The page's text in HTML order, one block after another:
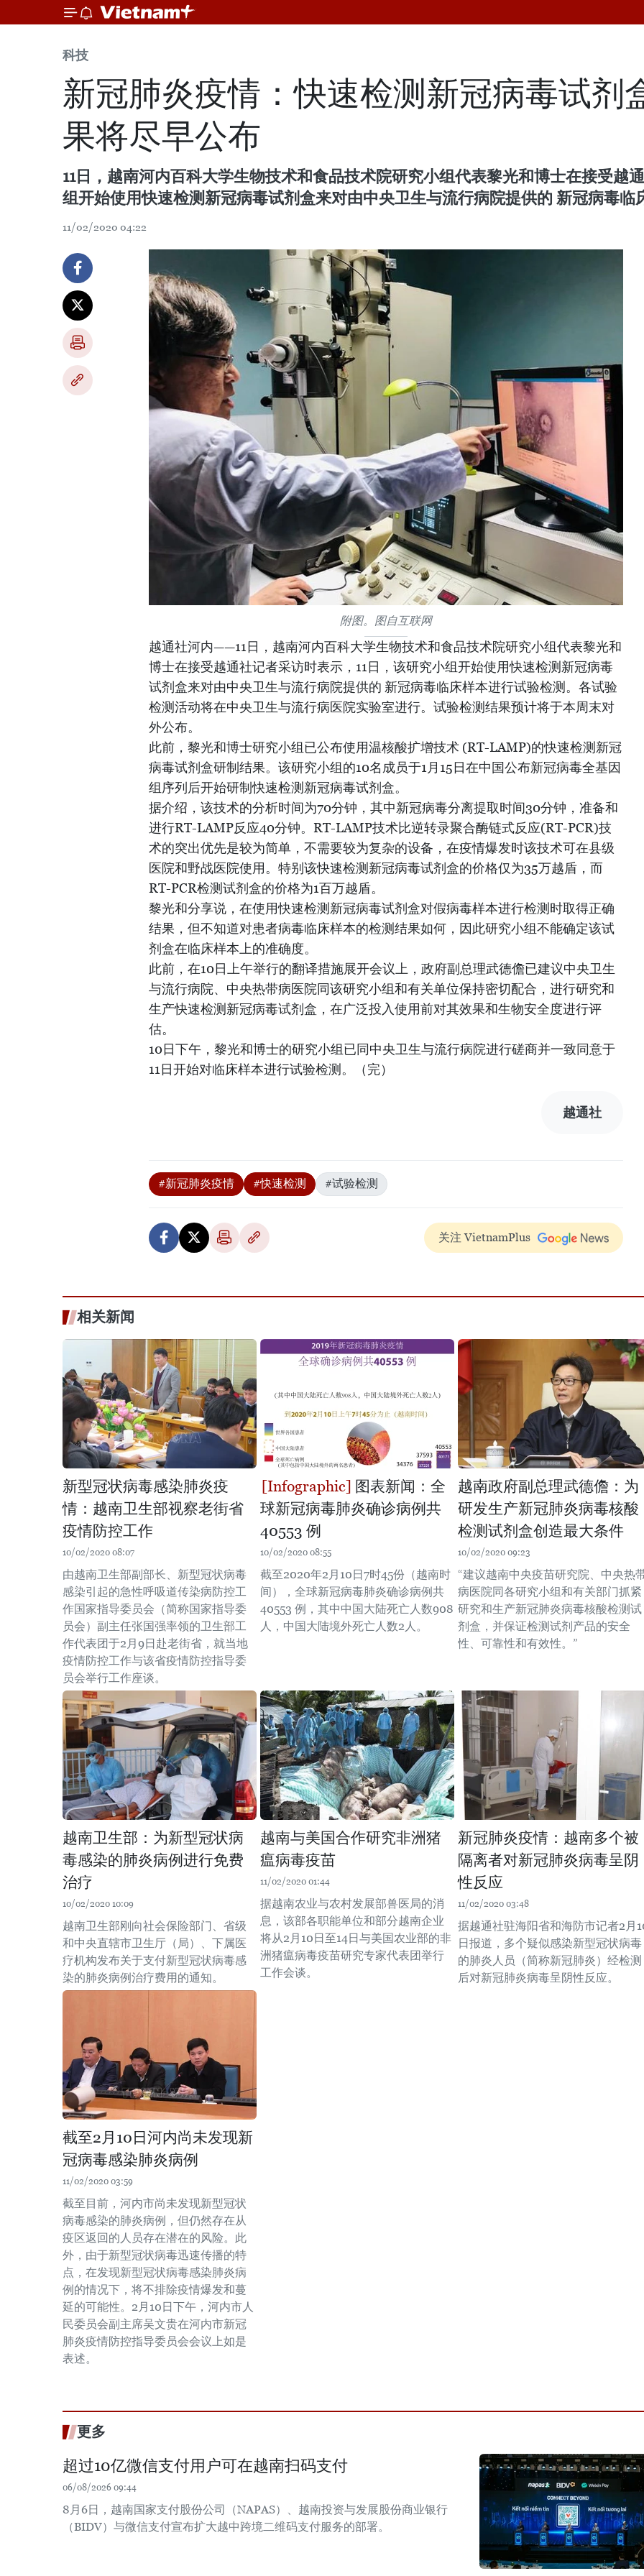
科技
新冠肺炎疫情：快速检测新冠病毒试剂
果将尽早公布
11日，越南河内百科大学生物技术和食品技术院研究小组代表黎光和博士在接受越
组开始使用快速检测新冠病毒试剂盒来对由中央卫生与流行病院提供的 新冠病毒临
11/02/2020 04:22
附图。图自互联网
越通社河内——11日，越南河内百科大学生物技术和食品技术院研究小组代表黎光和
博士在接受越通社记者采访时表示，11日，该研究小组开始使用快速检测新冠病毒
试剂盒来对由中央卫生与流行病院提供的 新冠病毒临床样本进行试验检测。各试验
检测活动将在中央卫生与流行病医院实验室进行。试验检测结果预计将于本周末对
外公布。
此前，黎光和博士研究小组已公布使用温核酸扩增技术 (RT-LAMP)的快速检测新冠
病毒试剂盒研制结果。该研究小组的10名成员于1月15日在中国公布新冠病毒全基因
组序列后开始研制快速检测新冠病毒试剂盒。
据介绍，该技术的分析时间为70分钟，其中新冠病毒分离提取时间30分钟，准备和
进行RT-LAMP反应40分钟。RT-LAMP技术比逆转录聚合酶链式反应(RT-PCR)技
术的突出优先是较为简单，不需要较为复杂的设备，在疫情爆发时该技术可在县级
医院和野战医院使用。特别该快速检测新冠病毒试剂盒的价格仅为35万越盾，而
RT-PCR检测试剂盒的价格为1百万越盾。
黎光和分享说，在使用快速检测新冠病毒试剂盒对假病毒样本进行检测时取得正确
结果，但不知道对患者病毒临床样本的检测结果如何，因此研究小组不能确定该试
剂盒在临床样本上的准确度。
此前，在10日上午举行的翻译措施展开会议上，政府副总理武德儋已建议中央卫生
与流行病院、中央热带病医院同该研究小组和有关单位保持密切配合，进行研究和
生产快速检测新冠病毒试剂盒，在广泛投入使用前对其效果和生物安全度进行评
估。
10日下午，黎光和博士的研究小组已同中央卫生与流行病院进行磋商并一致同意于
11日开始对临床样本进行试验检测。（完）
越通社
#新冠肺炎疫情 #快速检测 #试验检测
关注 VietnamPlus
相关新闻
新型冠状病毒感染肺炎疫
情：越南卫生部视察老街省
疫情防控工作
10/02/2020 08:07
由越南卫生部副部长、新型冠状病毒
感染引起的急性呼吸道传染病防控工
作国家指导委员会（简称国家指导委
员会）副主任张国强率领的卫生部工
作代表团于2月9日赴老街省，就当地
疫情防控工作与该省疫情防控指导委
员会举行工作座谈。
图表新闻：全
球新冠病毒肺炎确诊病例共
40553 例
10/02/2020 08:55
截至2020年2月10日7时45份（越南时
间），全球新冠病毒肺炎确诊病例共
40553 例，其中中国大陆死亡人数908
人，中国大陆境外死亡人数2人。
越南政府副总理武德儋：为
研发生产新冠肺炎病毒核酸
检测试剂盒创造最大条件
10/02/2020 09:23
“建议越南中央疫苗研究院、中央热
病医院同各研究小组和有关部门抓紧
研究和生产新冠肺炎病毒核酸检测试
剂盒，并保证检测试剂产品的安全
性、可靠性和有效性。”
越南卫生部：为新型冠状病
毒感染的肺炎病例进行免费
治疗
10/02/2020 10:09
越南卫生部刚向社会保险部门、省级
和中央直辖市卫生厅（局）、下属医
疗机构发布关于支付新型冠状病毒感
染的肺炎病例治疗费用的通知。
越南与美国合作研究非洲猪
瘟病毒疫苗
11/02/2020 01:44
据越南农业与农村发展部兽医局的消
息，该部各职能单位和部分越南企业
将从2月10日至14日与美国农业部的非
洲猪瘟病毒疫苗研究专家代表团举行
工作会谈。
新冠肺炎疫情：越南多个被
隔离者对新冠肺炎病毒呈阴
性反应
11/02/2020 03:48
据越通社驻海阳省和海防市记者2月
日报道，多个疑似感染新型冠状病毒
的肺炎人员（简称新冠肺炎）经检测
后对新冠肺炎病毒呈阴性反应。
截至2月10日河内尚未发现新
冠病毒感染肺炎病例
11/02/2020 03:59
截至目前，河内市尚未发现新型冠状
病毒感染的肺炎病例，但仍然存在从
疫区返回的人员存在潜在的风险。此
外，由于新型冠状病毒迅速传播的特
点，在发现新型冠状病毒感染肺炎病
例的情况下，将不排除疫情爆发和蔓
延的可能性。2月10日下午，河内市人
民委员会副主席吴文贵在河内市新冠
肺炎疫情防控指导委员会会议上如是
表述。
更多
超过10亿微信支付用户可在越南扫码支付
06/08/2026 09:44
8月6日，越南国家支付股份公司（NAPAS）、越南投资与发展股份商业银行
（BIDV）与微信支付宣布扩大越中跨境二维码支付服务的部署。